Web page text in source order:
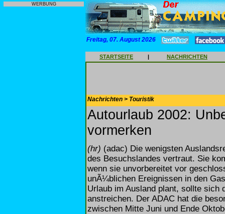
WERBUNG
Freitag, 07. August 2026
STARTSEITE | NACHRICHTEN
Nachrichten > Touristik
Autourlaub 2002:
vormerken
(hr) (adac) Die wenigsten
des Besuchslandes vertraut. Sie
wenn sie unvorbereitet vor
unÃ¼blichen Ereignissen in den
Urlaub im Ausland plant, sollte sich
anstreichen. Der ADAC hat die
zwischen Mitte Juni und Ende